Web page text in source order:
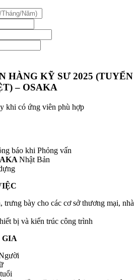
HÀNG KỸ SƯ 2025 (TUYỂN
– OSAKA
khi có ứng viên phù hợp
báo khi Phỏng vấn
Nhật Bản
trưng bày cho các cơ sở thương mại, nhà
bị và kiến trúc công trình